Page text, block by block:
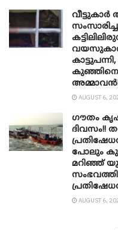
AUGUST 6,
ഗൗതം
ദിവസം!!
പോലും
മറിഞ്ഞ്
AUGUST 6,